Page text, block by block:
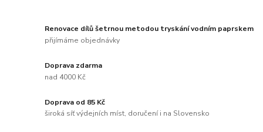
Renovace dílů šetrnou metodou tryskání vodním paprskem
přijímáme objednávky
Doprava zdarma
nad 4000 Kč
Doprava od 85 Kč
široká síť výdejních míst, doručení i na Slovensko